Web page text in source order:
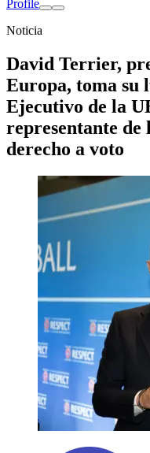
Profile
Noticia
David Terrier,
Europa, toma su
Ejecutivo de la
representante de
derecho a voto